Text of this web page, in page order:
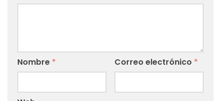
Nombre * Correo electrónico *